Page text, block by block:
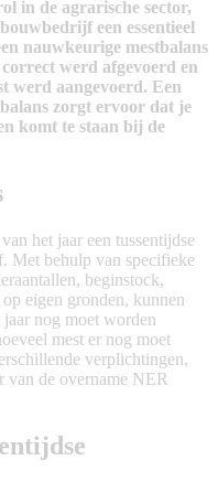
in de agrarische sector,
een essentieel
nauwkeurige mestbalans
werd afgevoerd en
werd aangevoerd. Een
zorgt ervoor dat je
komt te staan bij de
het jaar een tussentijdse
Met behulp van specifieke
beginstock,
eigen gronden, kunnen
nog moet worden
mest er nog moet
verplichtingen,
van de overname NER